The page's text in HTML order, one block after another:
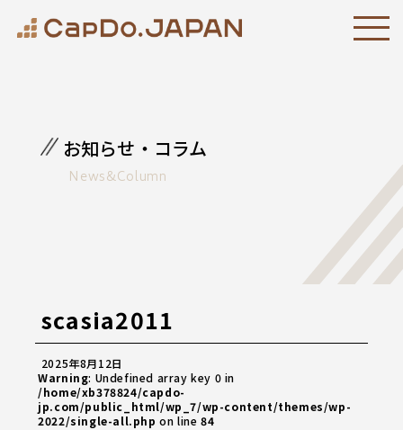
お知らせ・コラム
News&Column
scasia2011
2025年8月12日
Warning: Undefined array key 0 in
/home/xb378824/capdo-
jp.com/public_html/wp_7/wp-content/themes/wp-
2022/single-all.php on line84